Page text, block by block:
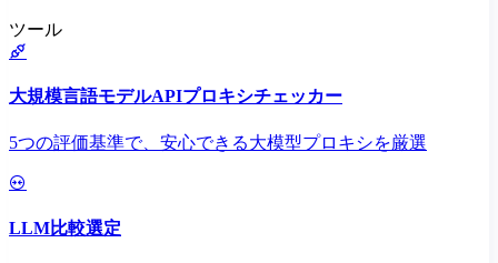
ツール
大規模言語モデルAPIプロキシチェッカー
5つの評価基準で、安心できる大模型プロキシを厳選
LLM比較選定